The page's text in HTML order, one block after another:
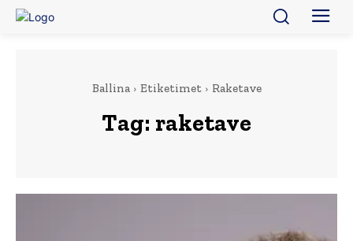
Ballina Etiketimet Raketave
Tag: raketave